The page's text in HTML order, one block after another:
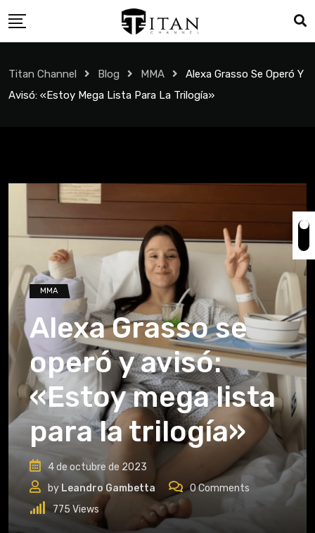
Titan Channel Blog MMA
Alexa Grasso Se Operó Y
Avisó: «Estoy Mega Lista Para La Trilogía»
MMA
Alexa Grasso se
operó y avisó:
«Estoy mega lista
para la trilogía»
4 de octubre de 2023
by Leandro Gambetta 0Comments
775 Views